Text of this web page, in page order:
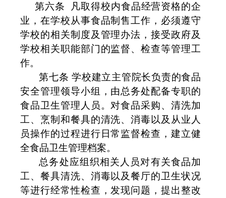
第六条
凡取得校内食品经营资格的企
业，在学校从事食品制售工作，必须遵守
学校的相关制度及管理办法，接受政府及
学校相关职能部门的监督、检查等管理工
作。
第七条 学校建立主管院长负责的食品
安全管理领导小组，由总务处配备专职的
食品卫生管理人员。对食品采购、清洗加
工、烹制和餐具的清洗、消毒以及从业人
员操作的过程进行日常监督检查，建立健
全食品卫生管理档案。
总务处应组织相关人员对有关食品加
工、餐具清洗、消毒以及餐厅的卫生状况
等进行经常性检查，发现问题，提出整改